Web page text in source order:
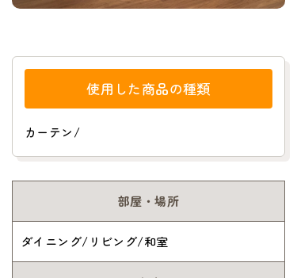
使用した商品の種類
カーテン/
部屋・場所
ダイニング/リビング/和室